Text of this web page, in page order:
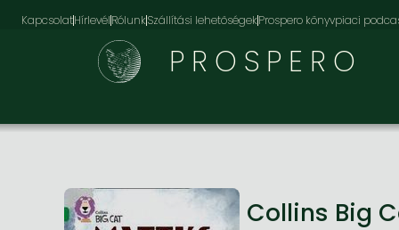
KapcsolatHírlevélRólunkSzállítási lehetőségekProspero könyvpiaci
PROSPERO
Collins Big